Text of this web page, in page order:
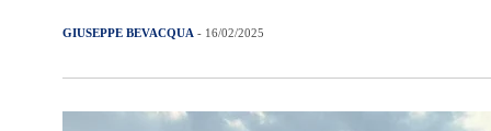
GIUSEPPE BEVACQUA - 16/02/2025